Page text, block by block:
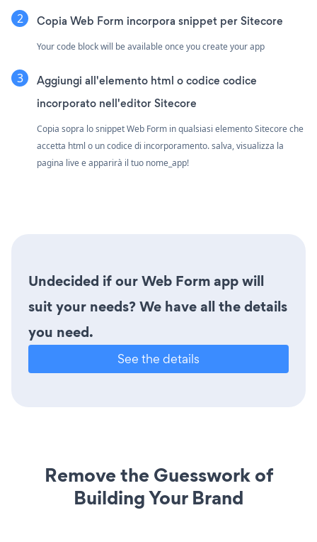
Copia Web Form incorpora snippet per Sitecore
Your code block will be available once you create your app
Aggiungi all'elemento html o codice codice
incorporato nell'editor Sitecore
Copia sopra lo snippet Web Form in qualsiasi elemento Sitecore che
accetta html o un codice di incorporamento. salva, visualizza la
pagina live e apparirà il tuo nome_app!
Undecided if our Web Form app will
suit your needs? We have all the details
you need.
See the details
Remove the Guesswork of
Building Your Brand